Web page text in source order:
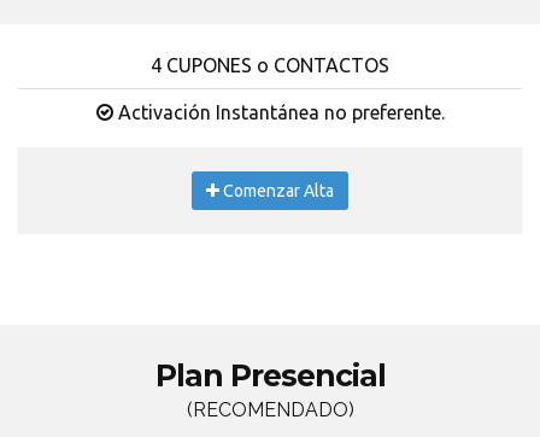
4 CUPONES o CONTACTOS
Activación Instantánea no preferente.
Comenzar Alta
Plan Presencial
(RECOMENDADO)